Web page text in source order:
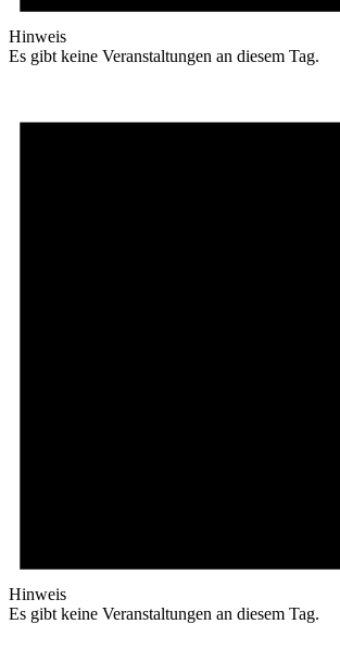
Hinweis
Es gibt keine Veranstaltungen an diesem Tag.
Hinweis
Es gibt keine Veranstaltungen an diesem Tag.